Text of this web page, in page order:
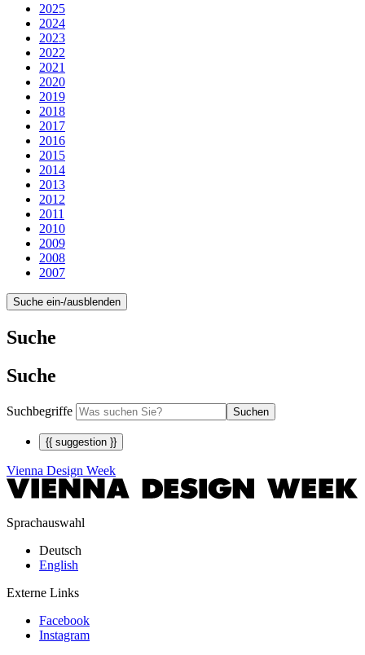
2025
2024
2023
2022
2021
2020
2019
2018
2017
2016
2015
2014
2013
2012
2011
2010
2009
2008
2007
Suche ein-/ausblenden
Suche
Suche
Suchbegriffe Suchen
{{ suggestion }}
Vienna Design Week
Sprachauswahl
Deutsch
English
Externe Links
Facebook
Instagram